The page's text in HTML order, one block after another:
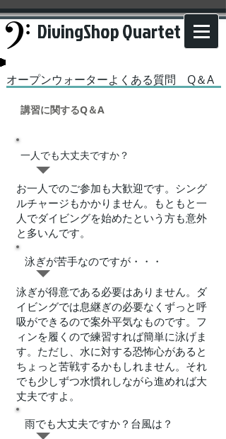
DivingShop Quartet
​オープンウォーターよくある質問 Q＆A
​講習に関するQ＆A
一人でも大丈夫ですか？
​お一人でのご参加も大歓迎です。シング
ルチャージもかかりません。もともと一
人でダイビングを始めたという方も意外
と多いんです。
​泳ぎが苦手なのですが・・・
​泳ぎが得意である必要はありません。ダ
イビングでは息継ぎの必要なくずっと呼
吸ができるので案外平気なものです。フ
ィンを履くので練習すれば簡単に泳げま
す。ただし、水に対する恐怖心があると
ちょっと苦戦するかもしれません。それ
でも少しずつ水慣れしながら進めれば大
丈夫ですよ。
​雨でも大丈夫ですか？台風は？